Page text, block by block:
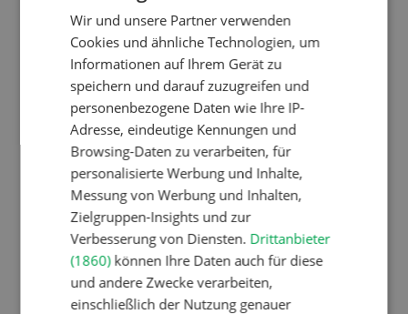
Verbindung mit Produkten und die industrielle
Herstellung von Regionalprodukten. Ebenfalls
finden sich diverse Interviews mit
verschiedenen Akteuren im Markt in der
Studie. Diese kann unter www.htp-sg.ch
Publikationen erworben werden.
Dr. Stephan Feige ist einer der Autoren sowie
Partner und Geschäfts führer der htp St.
Gallen. Er promovierte zum Thema
«Handelsorientierte Markenführung» und ist
Dozent für Marketing an verschiedenen
Universitäten. In der htp St. Gallen werden
Studien zum Thema Marketing und Marken
Wir und unsere Partner verwenden
Cookies und ähnliche Technologien, um
Informationen auf Ihrem Gerät zu
speichern und darauf zuzugreifen und
personenbezogene Daten wie Ihre IP-
Adresse, eindeutige Kennungen und
Browsing-Daten zu verarbeiten, für
personalisierte Werbung und Inhalte,
Messung von Werbung und Inhalten,
Zielgruppen-Insights und zur
Verbesserung von Diensten. Drittanbieter
(1860)können Ihre Daten auch für diese
und andere Zwecke verarbeiten,
einschließlich der Nutzung genauer